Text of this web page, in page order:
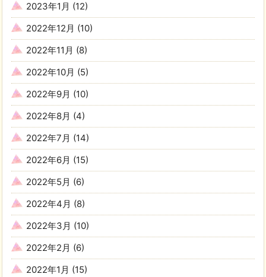
2023年1月 (12)
2022年12月 (10)
2022年11月 (8)
2022年10月 (5)
2022年9月 (10)
2022年8月 (4)
2022年7月 (14)
2022年6月 (15)
2022年5月 (6)
2022年4月 (8)
2022年3月 (10)
2022年2月 (6)
2022年1月 (15)